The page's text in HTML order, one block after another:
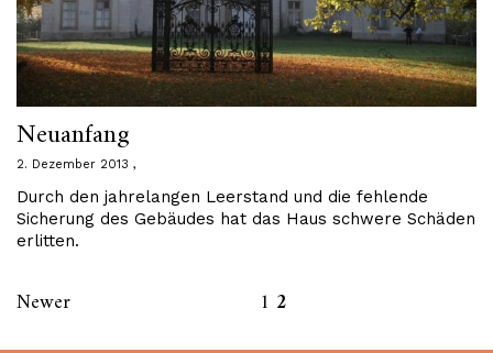
Neuanfang
2. Dezember 2013
Durch den jahrelangen Leerstand und die fehlende
Sicherung des Gebäudes hat das Haus schwere Schäden
erlitten.
Newer 1 2